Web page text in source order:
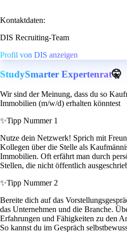
Kontaktdaten:
DIS Recruiting-Team
Profil von DIS anzeigen
StudySmarter Expertenrat🤫
Wir sind der Meinung, dass du so
Immobilien (m/w/d) erhalten könntest
✨Tipp Nummer 1
Nutze dein Netzwerk! Sprich mit
Kollegen über die Stelle als
Immobilien. Oft erfährt man durch
Stellen, die nicht öffentlich
✨Tipp Nummer 2
Bereite dich auf das
das Unternehmen und die Branche.
Erfahrungen und Fähigkeiten zu den
So kannst du im Gespräch